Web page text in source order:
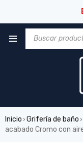
Inicio › Grifería de baño ›
acabado Cromo con